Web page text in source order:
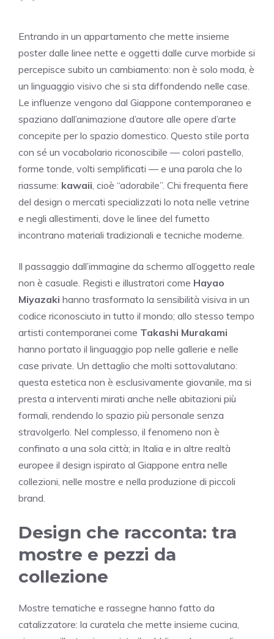
Entrando in un appartamento che mette insieme
poster dalle linee nette e oggetti dalle curve morbide si
percepisce subito un cambiamento: non è solo moda, è
un linguaggio visivo che si sta diffondendo nelle case.
Le influenze vengono dal Giappone contemporaneo e
spaziano dall’animazione d’autore alle opere d’arte
concepite per lo spazio domestico. Questo stile porta
con sé un vocabolario riconoscibile — colori pastello,
forme tonde, volti semplificati — e una parola che lo
riassume: kawaii , cioè “adorabile”. Chi frequenta fiere
del design o mercati specializzati lo nota nelle vetrine
e negli allestimenti, dove le linee del fumetto
incontrano materiali tradizionali e tecniche moderne.
Il passaggio dall’immagine da schermo all’oggetto reale
non è casuale. Registi e illustratori come Hayao
Miyazaki hanno trasformato la sensibilità visiva in un
codice riconosciuto in tutto il mondo; allo stesso tempo
artisti contemporanei come Takashi Murakami
hanno portato il linguaggio pop nelle gallerie e nelle
case private. Un dettaglio che molti sottovalutano:
questa estetica non è esclusivamente giovanile, ma si
presta a interventi mirati anche nelle abitazioni più
formali, rendendo lo spazio più personale senza
stravolgerlo. Nel complesso, il fenomeno non è
confinato a una sola città; in Italia e in altre realtà
europee il design ispirato al Giappone entra nelle
collezioni, nelle mostre e nella produzione di piccoli
brand.
Design che racconta: tra
mostre e pezzi da
collezione
Mostre tematiche e rassegne hanno fatto da
catalizzatore: la curatela che mette insieme cucina,